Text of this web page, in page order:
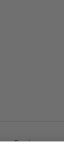
Racine